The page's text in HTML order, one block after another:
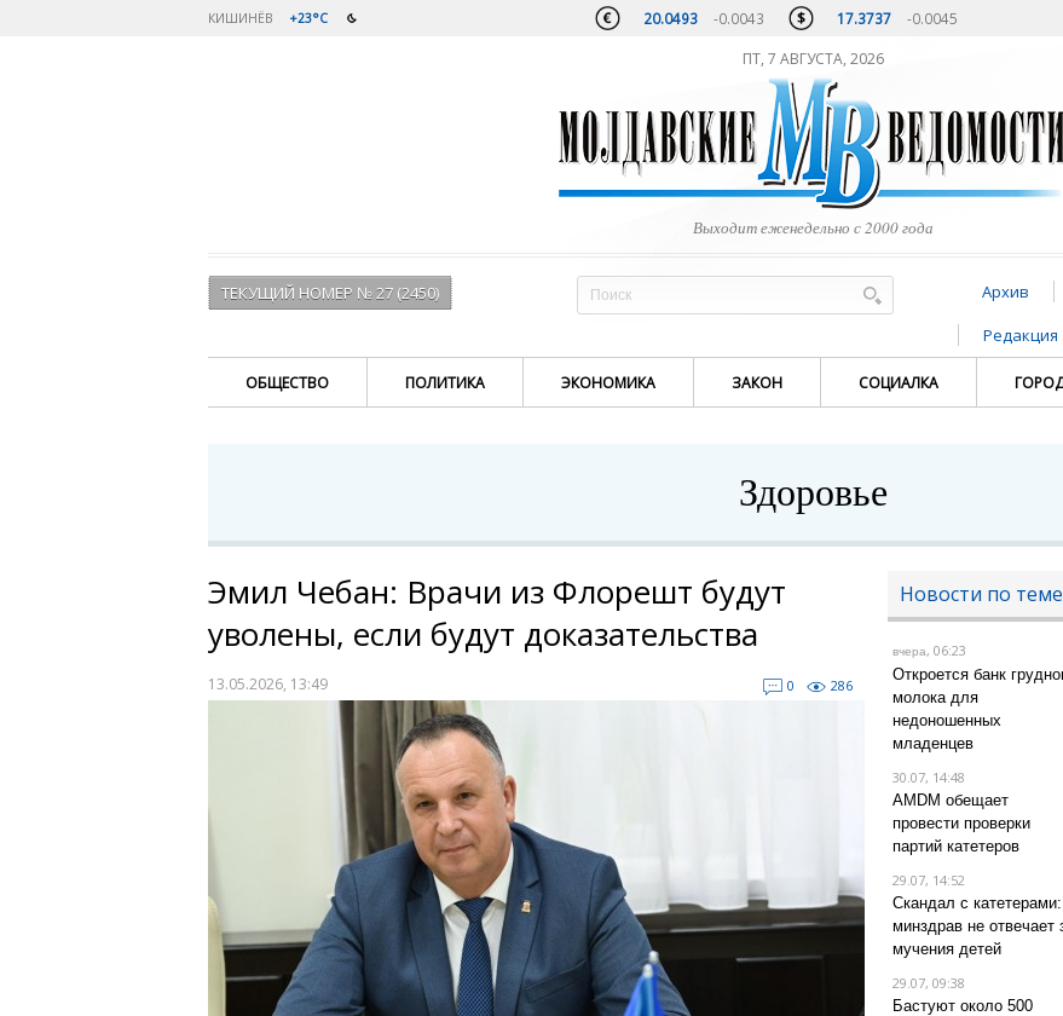
КИШИНЁВ +23°C 20.0493 -0.0043 17.3737 -0.0045
ПТ, 7 АВГУСТА, 2026
Выходит еженедельно с 2000 года
ТЕКУЩИЙ НОМЕР № 27 (2450) Архив
Редакция
ОБЩЕСТВО ПОЛИТИКА ЭКОНОМИКА ЗАКОН СОЦИАЛКА
Здоровье
Эмил Чебан: Врачи из Флорешт будут
уволены, если будут доказательства
13.05.2026, 13:49 0 286
Новости по теме
вчера, 06:23
Откроется банк
молока для
недоношенных
младенцев
30.07, 14:48
AMDM обещает
провести проверки
партий катетеров
29.07, 14:52
Скандал с катетерами:
минздрав не отвечает
мучения детей
29.07, 09:38
Бастуют около 500